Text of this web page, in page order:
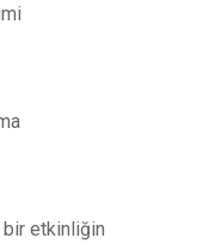
bir etkinliğin